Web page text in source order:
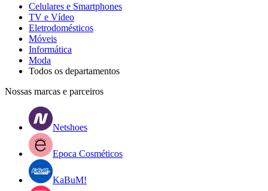
Celulares e Smartphones
TV e Vídeo
Eletrodomésticos
Móveis
Informática
Moda
Todos os departamentos
Nossas marcas e parceiros
Netshoes
Epoca Cosméticos
KaBuM!